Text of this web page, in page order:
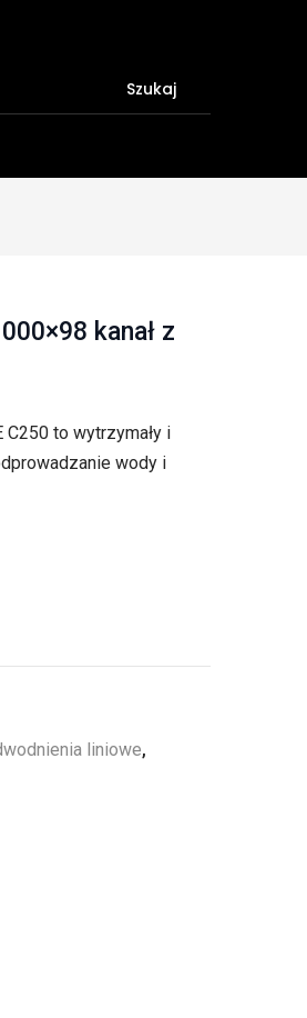
Szukaj
kanał z
C250 to wytrzymały i
wody i
liniowe,